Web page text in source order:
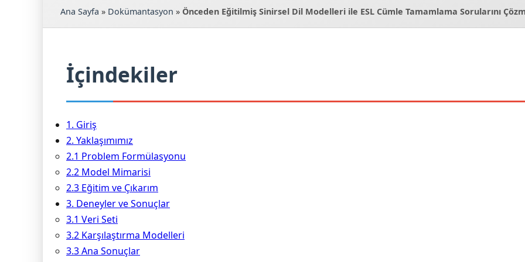
Ana Sayfa » Dokümantasyon » Önceden Eğitilmiş Sinirsel Dil Modelleri ile ESL Cümle Tamamlama Sorularını
İçindekiler
1. Giriş
2. Yaklaşımımız
2.1 Problem Formülasyonu
2.2 Model Mimarisi
2.3 Eğitim ve Çıkarım
3. Deneyler ve Sonuçlar
3.1 Veri Seti
3.2 Karşılaştırma Modelleri
3.3 Ana Sonuçlar